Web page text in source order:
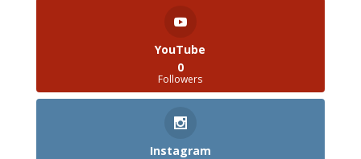
YouTube
0
Followers
Instagram